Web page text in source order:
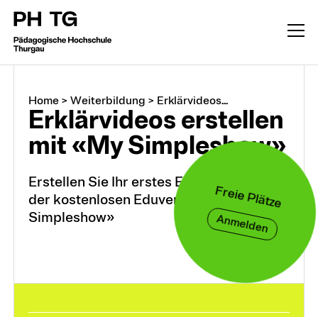
Weiterbildung
CAS, DAS, MAS, M.A.
Home> Weiterbildung > Erklärvideos...
Erklärvideos erstellen
mit «My Simpleshow»
Erstellen Sie Ihr erstes Erklärvideo mit
der kostenlosen Eduversion von «My
Simpleshow»
Freie Plätze
Anmelden